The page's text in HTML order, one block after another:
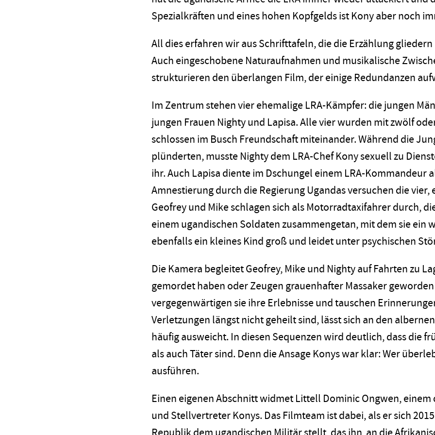
Spezialkräften und eines hohen Kopfgelds ist Kony aber noch
All dies erfahren wir aus Schrifttafeln, die die Erzählung
Auch eingeschobene Naturaufnahmen und musikalische
strukturieren den überlangen Film, der einige Redundanzen
Im Zentrum stehen vier ehemalige LRA-Kämpfer: die jungen
jungen Frauen Nighty und Lapisa. Alle vier wurden mit zwölf
schlossen im Busch Freundschaft miteinander. Während die
plünderten, musste Nighty dem LRA-Chef Kony sexuell zu
ihr. Auch Lapisa diente im Dschungel einem LRA-Kommandeur
Amnestierung durch die Regierung Ugandas versuchen die
Geofrey und Mike schlagen sich als Motorradtaxifahrer durch,
einem ugandischen Soldaten zusammengetan, mit dem sie ein
ebenfalls ein kleines Kind groß und leidet unter psychischen
Die Kamera begleitet Geofrey, Mike und Nighty auf Fahrten zu
gemordet haben oder Zeugen grauenhafter Massaker
vergegenwärtigen sie ihre Erlebnisse und tauschen
Verletzungen längst nicht geheilt sind, lässt sich an den
häufig ausweicht. In diesen Sequenzen wird deutlich, dass die
als auch Täter sind. Denn die Ansage Konys war klar: Wer
ausführen.
Einen eigenen Abschnitt widmet Littell Dominic Ongwen,
und Stellvertreter Konys. Das Filmteam ist dabei, als er sich